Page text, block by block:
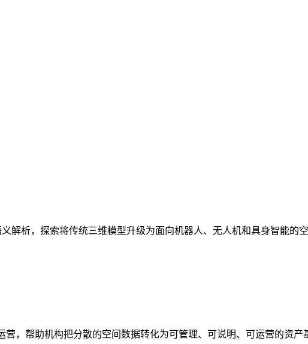
解析，探索将传统三维模型升级为面向机器人、无人机和具身智能的空
，帮助机构把分散的空间数据转化为可管理、可说明、可运营的资产